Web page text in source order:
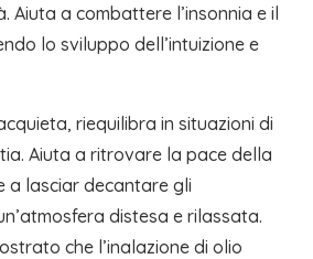
Aiuta a combattere l’insonnia e il
lo sviluppo dell’intuizione e
riequilibra in situazioni di
Aiuta a ritrovare la pace della
a lasciar decantare gli
distesa e rilassata.
che l’inalazione di olio